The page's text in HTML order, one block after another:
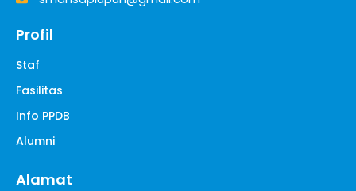
Profil
Staf
Fasilitas
Info PPDB
Alumni
Alamat